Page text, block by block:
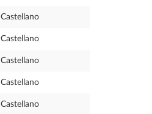
Castellano
Castellano
Castellano
Castellano
Castellano